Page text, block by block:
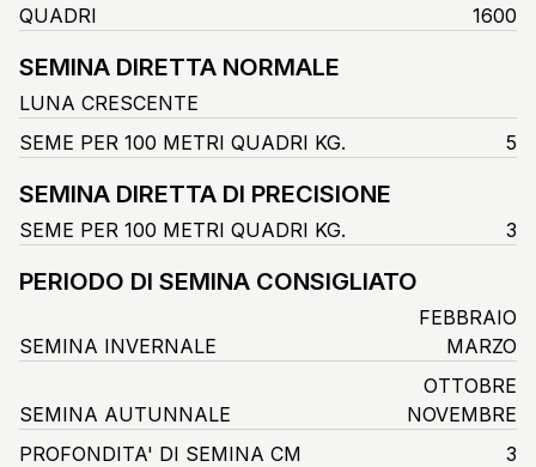
QUADRI
1600
SEMINA DIRETTA NORMALE
LUNA CRESCENTE
SEME PER 100 METRI QUADRI KG.
5
SEMINA DIRETTA DI PRECISIONE
SEME PER 100 METRI QUADRI KG. 3
PERIODO DI SEMINA CONSIGLIATO
SEMINA INVERNALE
FEBBRAIO
MARZO
SEMINA AUTUNNALE
OTTOBRE
NOVEMBRE
PROFONDITA' DI SEMINA CM
3